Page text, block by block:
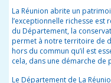
La Réunion abrite un
l’exceptionnelle richesse est
du Département, la
permet à notre territoire de
hors du commun qu’il est
cela, dans une démarche de
Le Département de La